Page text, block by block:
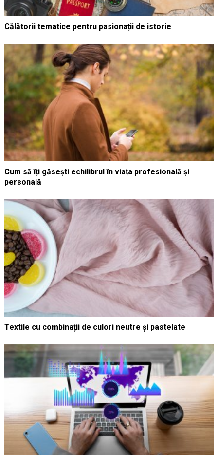
Călătorii tematice pentru pasionații de istorie
Cum să îți găsești echilibrul în viața profesională și
personală
Textile cu combinații de culori neutre și pastelate